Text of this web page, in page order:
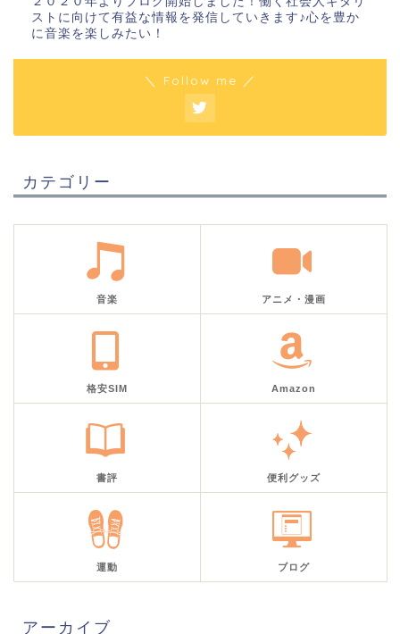
ストに向けて有益な情報を発信していきます♪心を豊か
に音楽を楽しみたい！
＼ Follow me ／
カテゴリー
音楽 アニメ・漫画
格安SIM Amazon
書評 便利グッズ
運動 ブログ
アーカイブ